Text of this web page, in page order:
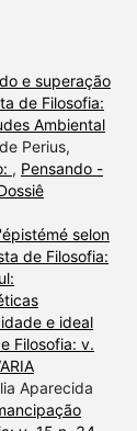
e superação
de Filosofia:
Ambiental
Perius,
, Pensando -
selon
de Filosofia:
e ideal
Filosofia: v.
Aparecida